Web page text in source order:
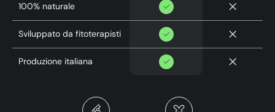
100% naturale
Sviluppato da fitoterapisti
Produzione italiana